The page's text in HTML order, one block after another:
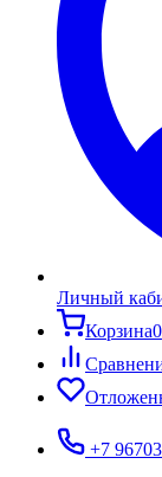
Личный
Корзина0
+7